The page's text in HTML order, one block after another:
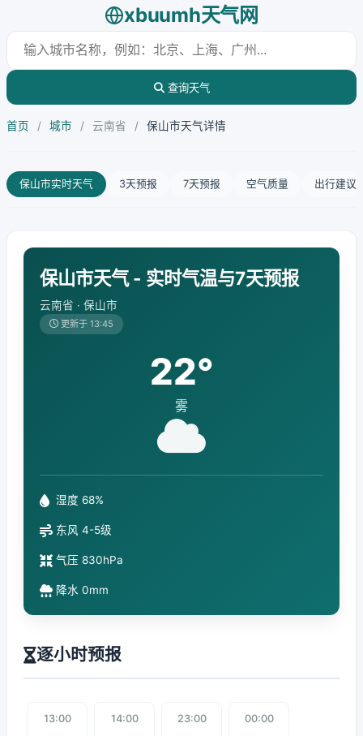
xbuumh天气网
查询天气
首页 / 城市 / 云南省 / 保山市天气详情
保山市实时天气 3天预报 7天预报 空气质量 出行建议
保山市天气 - 实时气温与7天预报
云南省 · 保山市
更新于 13:45
22°
雾
湿度 68%
东风 4-5级
气压 830hPa
降水 0mm
逐小时预报
13:00 14:00 23:00 00:00